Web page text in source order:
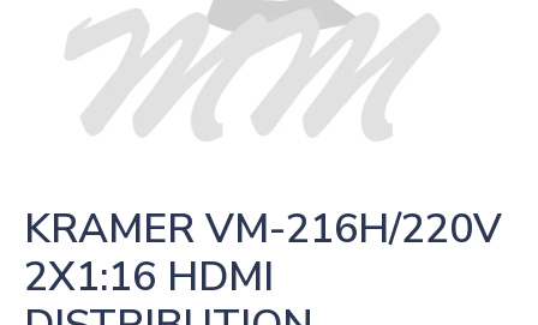
KRAMER VM-216H/220V
2X1:16 HDMI